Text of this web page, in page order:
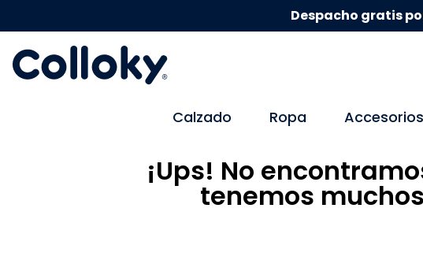
Despacho gratis
Calzado Ropa Accesorios
¡Ups! No
tenemos
2 .
3.